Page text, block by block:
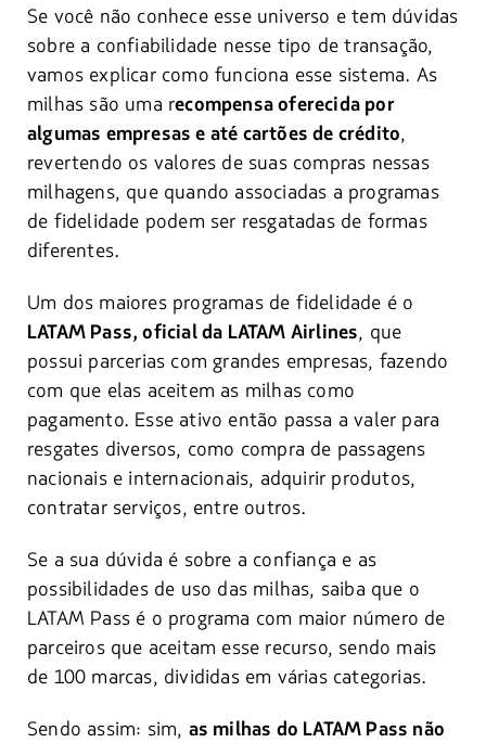
Se você não conhece esse universo e tem dúvidas
sobre a confiabilidade nesse tipo de transação,
vamos explicar como funciona esse sistema. As
milhas são uma recompensa oferecida por
algumas empresas e até cartões de crédito,
revertendo os valores de suas compras nessas
milhagens, que quando associadas a programas
de fidelidade podem ser resgatadas de formas
diferentes.
Um dos maiores programas de fidelidade é o
LATAM Pass, oficial da LATAM Airlines, que
possui parcerias com grandes empresas, fazendo
com que elas aceitem as milhas como
pagamento. Esse ativo então passa a valer para
resgates diversos, como compra de passagens
nacionais e internacionais, adquirir produtos,
contratar serviços, entre outros.
Se a sua dúvida é sobre a confiança e as
possibilidades de uso das milhas, saiba que o
LATAM Pass é o programa com maior número de
parceiros que aceitam esse recurso, sendo mais
de 100 marcas, divididas em várias categorias.
Sendo assim: sim, as milhas do LATAM Pass não